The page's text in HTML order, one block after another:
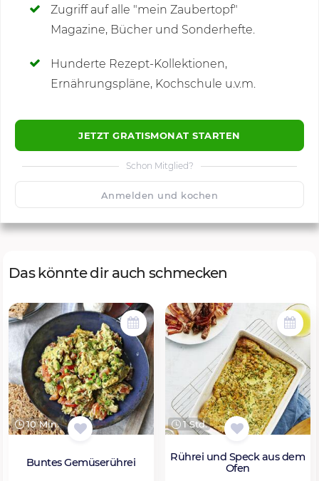
Zugriff auf alle "mein Zaubertopf"
Magazine, Bücher und Sonderhefte.
Hunderte Rezept-Kollektionen,
Ernährungspläne, Kochschule u.v.m.
JETZT GRATISMONAT STARTEN
Schon Mitglied?
Anmelden und kochen
Kommentare
🙂 Speichern
Das könnte dir auch schmecken
10 Min.
Buntes Gemüserührei
1 Std.
Rührei und Speck aus dem
Ofen